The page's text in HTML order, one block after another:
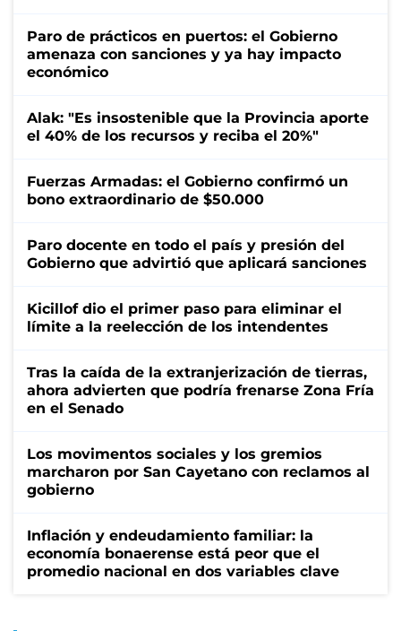
Paro de prácticos en puertos: el Gobierno
amenaza con sanciones y ya hay impacto
económico
Alak: "Es insostenible que la Provincia aporte
el 40% de los recursos y reciba el 20%"
Fuerzas Armadas: el Gobierno confirmó un
bono extraordinario de $50.000
Paro docente en todo el país y presión del
Gobierno que advirtió que aplicará sanciones
Kicillof dio el primer paso para eliminar el
límite a la reelección de los intendentes
Tras la caída de la extranjerización de tierras,
ahora advierten que podría frenarse Zona Fría
en el Senado
Los movimentos sociales y los gremios
marcharon por San Cayetano con reclamos al
gobierno
Inflación y endeudamiento familiar: la
economía bonaerense está peor que el
promedio nacional en dos variables clave